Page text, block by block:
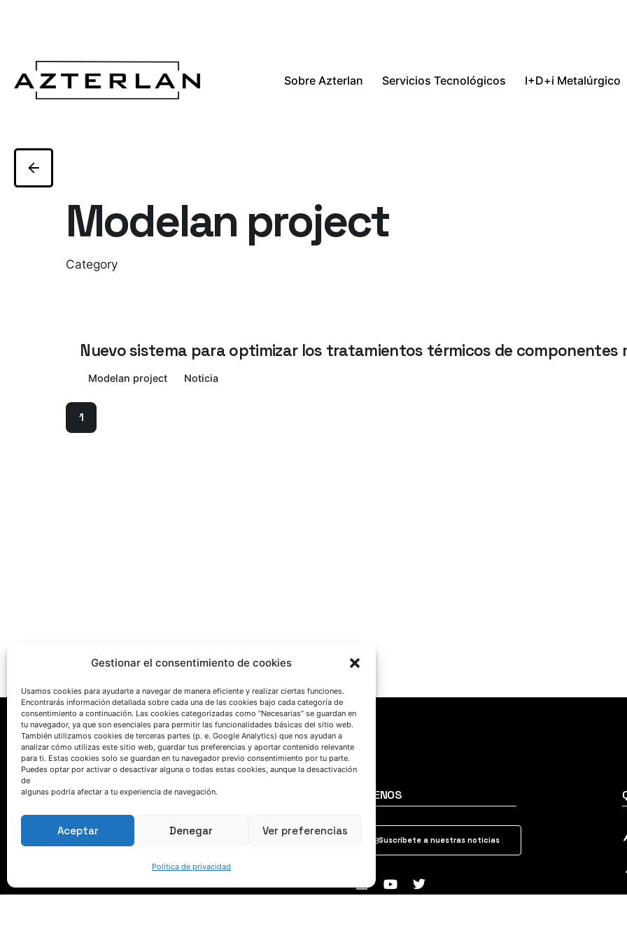
Gestionar el consentimiento de cookies
Usamos cookies para ayudarte a navegar de manera eficiente y realizar ciertas funciones.
Encontrarás información detallada sobre cada una de las cookies bajo cada categoría de
consentimiento a continuación. Las cookies categorizadas como “Necesarias” se guardan en
tu navegador, ya que son esenciales para permitir las funcionalidades básicas del sitio web.
También utilizamos cookies de terceras partes (p. e. Google Analytics) que nos ayudan a
analizar cómo utilizas este sitio web, guardar tus preferencias y aportar contenido relevante
para ti. Estas cookies solo se guardan en tu navegador previo consentimiento por tu parte.
Puedes optar por activar o desactivar alguna o todas estas cookies, aunque la desactivación
de
algunas podría afectar a tu experiencia de navegación.
Aceptar Denegar Ver preferencias
Política de privacidad
Sobre Azterlan Servicios Tecnológicos I+D+i Metalúrgico
Modelan project
Category
Nuevo sistema para optimizar los tratamientos térmicos de componentes
Modelan project Noticia
1
HABLEMOS
(+34) 946 215 470
SÍGUENOS
Suscríbete a nuestras noticias